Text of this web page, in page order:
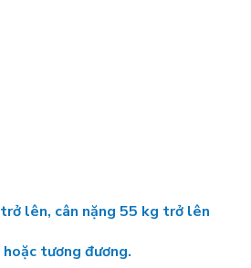
lên, cân nặng 55 kg trở lên
tương đương.